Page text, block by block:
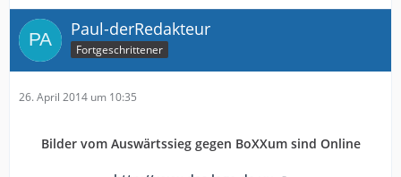
Paul-derRedakteur
Fortgeschrittener
26. April 2014 um 10:35
Bilder vom Auswärtssieg gegen BoXXum sind Online